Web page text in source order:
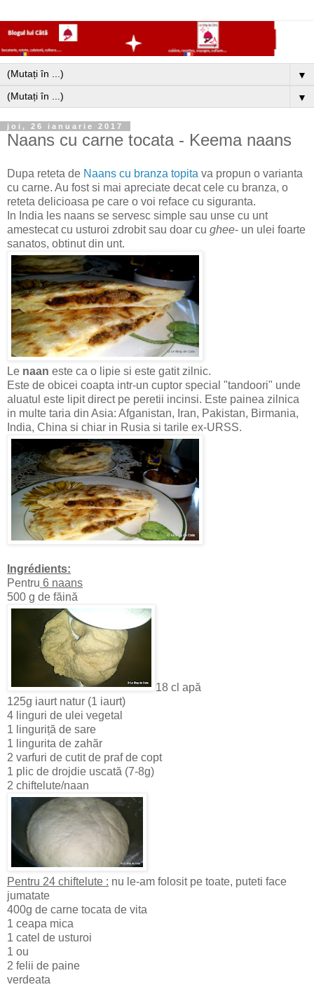
▼
▼
joi, 26 ianuarie 2017
Naans cu carne tocata - Keema naans
Dupa reteta de Naans cu branza topita va propun o varianta
cu carne. Au fost si mai apreciate decat cele cu branza, o
reteta delicioasa pe care o voi reface cu siguranta.
In India les naans se servesc simple sau unse cu unt
amestecat cu usturoi zdrobit sau doar cu ghee- un ulei foarte
sanatos, obtinut din unt.
Le naan este ca o lipie si este gatit zilnic.
Este de obicei coapta intr-un cuptor special "tandoori" unde
aluatul este lipit direct pe peretii incinsi. Este painea zilnica
in multe taria din Asia: Afganistan, Iran, Pakistan, Birmania,
India, China si chiar in Rusia si tarile ex-URSS.
Ingrédients:
Pentru 6 naans
500 g de făină
18 cl apă
125g iaurt natur (1 iaurt)
4 linguri de ulei vegetal
1 linguriță de sare
1 lingurita de zahăr
2 varfuri de cutit de praf de copt
1 plic de drojdie uscată (7-8g)
2 chiftelute/naan
Pentru 24 chiftelute : nu le-am folosit pe toate, puteti face
jumatate
400g de carne tocata de vita
1 ceapa mica
1 catel de usturoi
1 ou
2 felii de paine
verdeata